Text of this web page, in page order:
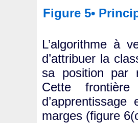
Figure 5•
L’algorithme à
d’attribuer la
sa position par
Cette
marges (figure